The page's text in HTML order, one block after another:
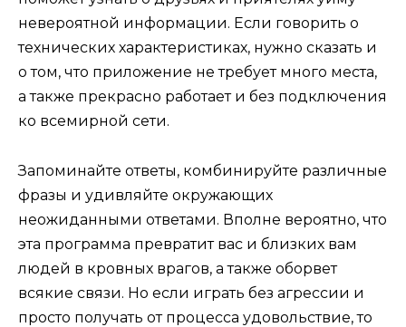
невероятной информации. Если говорить о
технических характеристиках, нужно сказать и
о том, что приложение не требует много места,
а также прекрасно работает и без подключения
ко всемирной сети.
Запоминайте ответы, комбинируйте различные
фразы и удивляйте окружающих
неожиданными ответами. Вполне вероятно, что
эта программа превратит вас и близких вам
людей в кровных врагов, а также оборвет
всякие связи. Но если играть без агрессии и
просто получать от процесса удовольствие, то